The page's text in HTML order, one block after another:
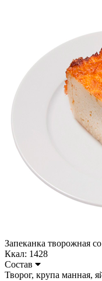
Запеканка творожная
Ккал: 1428
Состав
Творог, крупа манная,